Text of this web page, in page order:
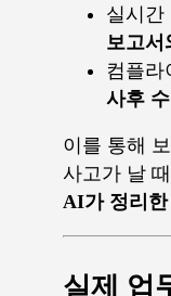
실시간
보고서
컴플라
사후
이를 통해
사고가 날
AI가 정리
실제 업